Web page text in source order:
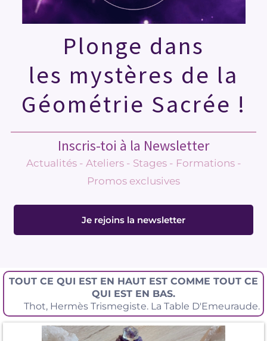
Plonge dans
les mystères de la
Géométrie Sacrée !
Inscris-toi à la Newsletter
Actualités - Ateliers - Stages - Formations -
Promos exclusives
Je rejoins la newsletter
TOUT CE QUI EST EN HAUT EST COMME TOUT CE
QUI EST EN BAS.
Thot, Hermès Trismegiste. La Table D'Emeuraude.